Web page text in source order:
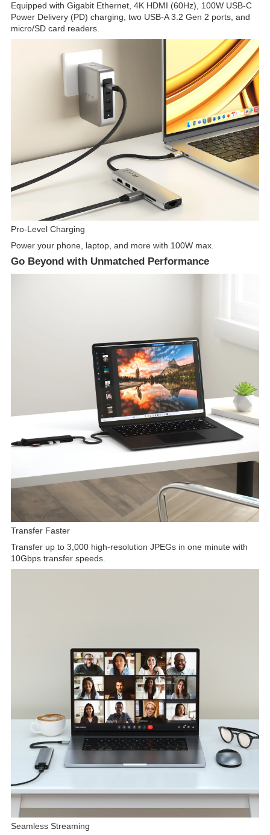
Equipped with Gigabit Ethernet, 4K HDMI (60Hz), 100W USB-C
Power Delivery (PD) charging, two USB-A 3.2 Gen 2 ports, and
micro/SD card readers.
Pro-Level Charging
Power your phone, laptop, and more with 100W max.
Go Beyond with Unmatched Performance
Transfer Faster
Transfer up to 3,000 high-resolution JPEGs in one minute with
10Gbps transfer speeds.
Seamless Streaming